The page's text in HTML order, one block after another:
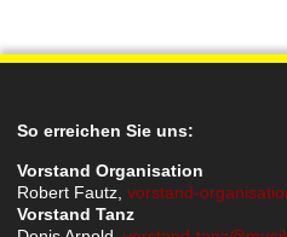
So erreichen Sie uns:
Vorstand Organisation
Robert Fautz, vorstand-
Vorstand Tanz